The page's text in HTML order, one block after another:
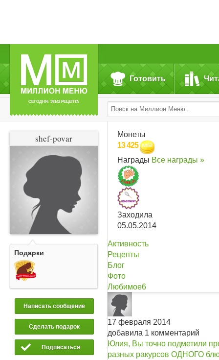
СЕГОДНЯ: 39142 РЕЦЕПТА
Готовить
shef-povar
Подарки
Написать сообщение
Сделать подарок
Подписаться
Монеты
13 425
Награды Все награды »
Заходила
05.05.2014
Активность
Рецепты
Блог
Фото
Любимое6
17 февраля 2014
добавила 1 комментарий
Юлия, Вы точно подметили
разныx ракурсов ОДНОГО